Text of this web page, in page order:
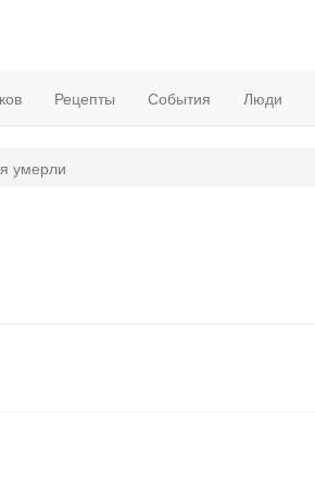
Рецепты События Люди
умерли